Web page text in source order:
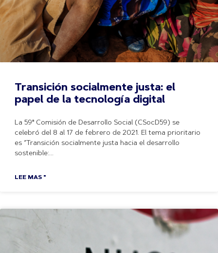
Transición socialmente justa: el
papel de la tecnología digital
La 59ª Comisión de Desarrollo Social (CSocD59) se
celebró del 8 al 17 de febrero de 2021. El tema prioritario
es “Transición socialmente justa hacia el desarrollo
sostenible:
LEE MAS "